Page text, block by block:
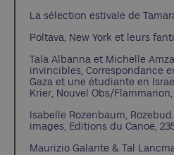
La sélection estivale de
Poltava, New York et leurs
Tala Albanna et Michelle
invincibles, Correspondance
Gaza et une étudiante en
Krier, Nouvel Obs/Flammarion,
Isabelle Rozenbaum,
images, Editions du Canoë,
Maurizio Galante & Tal